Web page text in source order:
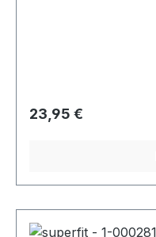
Regulärer Preis:
23,95 €